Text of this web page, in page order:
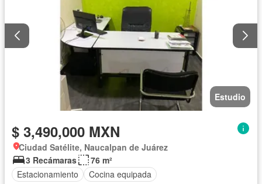
Estudio
$ 3,490,000 MXN
Ciudad Satélite, Naucalpan de Juárez
3 Recámaras
76 m²
Estacionamiento
Cocina equipada